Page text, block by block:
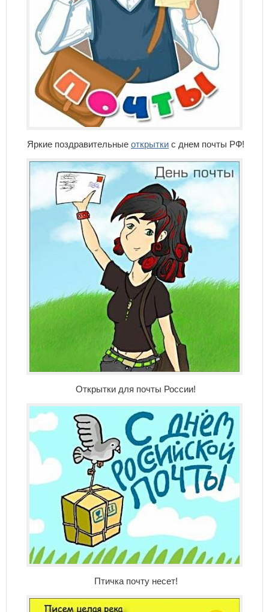
Яркие поздравительные открытки с днем почты РФ!
Открытки для почты России!
Птичка почту несет!